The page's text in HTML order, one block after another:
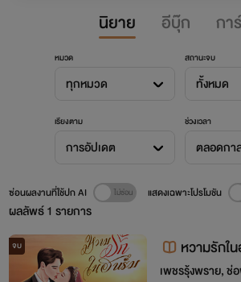
นิยาย อีบุ๊ก กา
หมวด
ทุกหมวด
สถานะจบ
ทั้งหมด
เรียงตาม
การอัปเดต
ช่วงเวลา
ตลอดกา
ผลลัพธ์1 รายการ
ซ่อนผลงานที่ใช้ปก AI แสดงเฉพาะโปรโมชัน
จบ หวามรักใ
เพชรรุ้งพราย, ช่